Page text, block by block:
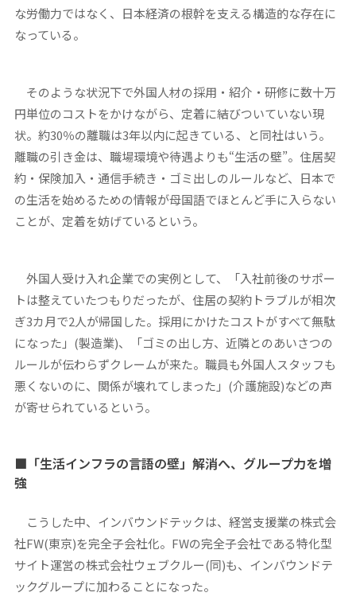
な労働力ではなく、日本経済の根幹を支える構造的な存在に
なっている。
そのような状況下で外国人材の採用・紹介・研修に数十万
円単位のコストをかけながら、定着に結びついていない現
状。約30％の離職は3年以内に起きている、と同社はいう。
離職の引き金は、職場環境や待遇よりも“生活の壁”。住居契
約・保険加入・通信手続き・ゴミ出しのルールなど、日本で
の生活を始めるための情報が母国語でほとんど手に入らない
ことが、定着を妨げているという。
外国人受け入れ企業での実例として、「入社前後のサポー
トは整えていたつもりだったが、住居の契約トラブルが相次
ぎ3カ月で2人が帰国した。採用にかけたコストがすべて無駄
になった」(製造業)、「ゴミの出し方、近隣とのあいさつの
ルールが伝わらずクレームが来た。職員も外国人スタッフも
悪くないのに、関係が壊れてしまった」(介護施設)などの声
が寄せられているという。
■「生活インフラの言語の壁」解消へ、グループ力を増
強
こうした中、インバウンドテックは、経営支援業の株式会
社FW(東京)を完全子会社化。FWの完全子会社である特化型
サイト運営の株式会社ウェブクルー(同)も、インバウンドテ
ックグループに加わることになった。